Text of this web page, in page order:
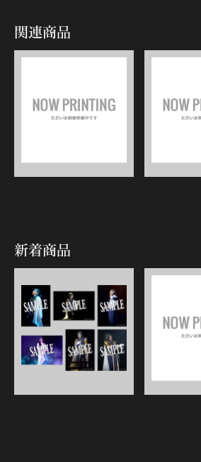
関連商品
新着商品